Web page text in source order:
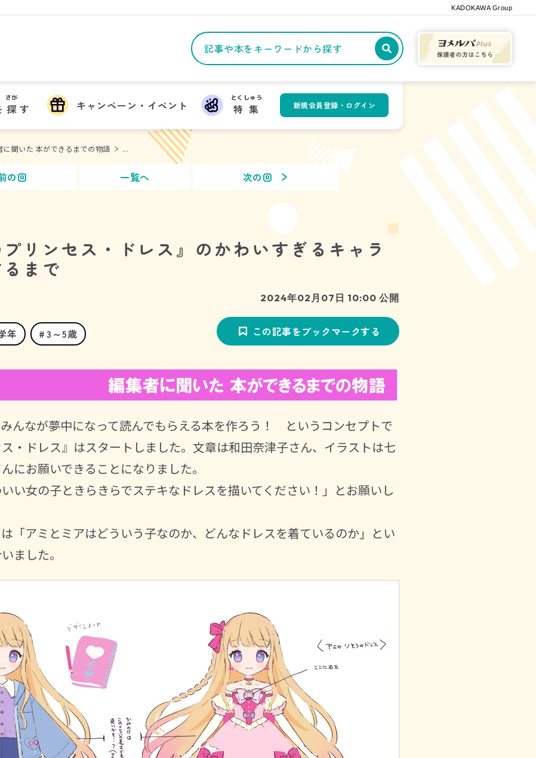
KADOKAWA Group
記事や本をキーワードから探す
探
さが
す キャンペーン・イベント 特集
とくしゅう
新規会員登録・ログイン
に聞いた 本ができるまでの物語 ...
の回 一覧へ 次の回
プリンセス・ドレス』のかわいすぎるキャラ
まで
2024年02月07日 10:00 公開
年 3～5歳 この記事をブックマークする
んなが夢中になって読んでもらえる本を作ろう！ というコンセプトで
ス・ドレス』はスタートしました。文章は和田奈津子さん、イラストは七
にお願いできることになりました。
い女の子ときらきらでステキなドレスを描いてください！」とお願いし
「アミとミアはどういう子なのか、どんなドレスを着ているのか」とい
ました。